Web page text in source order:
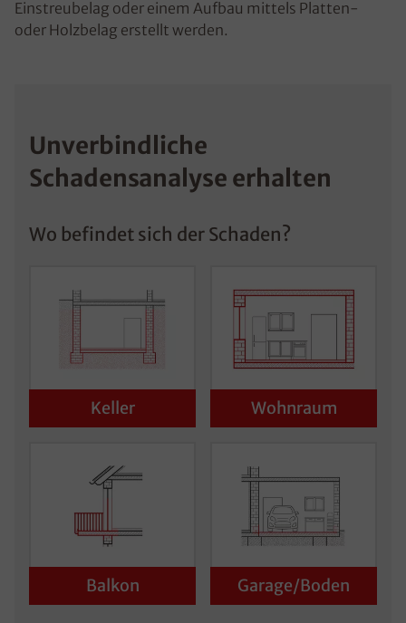
Einstreubelag oder einem Aufbau mittels Platten-
oder Holzbelag erstellt werden.
Unverbindliche
Schadensanalyse erhalten
Wo befindet sich der Schaden?
Keller Wohnraum
Balkon Garage/Boden